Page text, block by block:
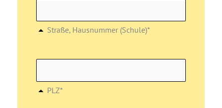
Straße, Hausnummer (Schule)*
PLZ*